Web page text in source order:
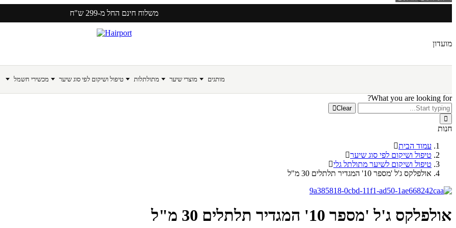
משלוח חינם החל מ-299 ש"ח
מועדון
מותגים מוצרי שיער מתולתלות טיפול ושיקום לפי סוג שיער מכשירי חשמל
What you are looking for?
Clear
חנות
עמוד הבית
טיפול ושיקום לפי סוג שיער
טיפול ושיקום לשיער מתולתל גלי
אולפלקס ג'ל 'מספר 10' המגדיר תלתלים 30 מ"ל
אולפלקס ג'ל 'מספר 10' המגדיר תלתלים 30 מ"ל